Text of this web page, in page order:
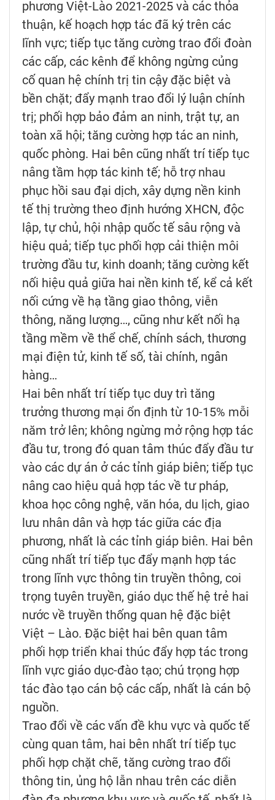
phương Việt-Lào 2021-2025 và các thỏa
thuận, kế hoạch hợp tác đã ký trên các
lĩnh vực; tiếp tục tăng cường trao đổi đoàn
các cấp, các kênh để không ngừng củng
cố quan hệ chính trị tin cậy đặc biệt và
bền chặt; đẩy mạnh trao đổi lý luận chính
trị; phối hợp bảo đảm an ninh, trật tự, an
toàn xã hội; tăng cường hợp tác an ninh,
quốc phòng. Hai bên cũng nhất trí tiếp tục
nâng tầm hợp tác kinh tế; hỗ trợ nhau
phục hồi sau đại dịch, xây dựng nền kinh
tế thị trường theo định hướng XHCN, độc
lập, tự chủ, hội nhập quốc tế sâu rộng và
hiệu quả; tiếp tục phối hợp cải thiện môi
trường đầu tư, kinh doanh; tăng cường kết
nối hiệu quả giữa hai nền kinh tế, kể cả kết
nối cứng về hạ tầng giao thông, viễn
thông, năng lượng…, cũng như kết nối hạ
tầng mềm về thể chế, chính sách, thương
mại điện tử, kinh tế số, tài chính, ngân
hàng…
Hai bên nhất trí tiếp tục duy trì tăng
trưởng thương mại ổn định từ 10-15% mỗi
năm trở lên; không ngừng mở rộng hợp tác
đầu tư, trong đó quan tâm thúc đẩy đầu tư
vào các dự án ở các tỉnh giáp biên; tiếp tục
nâng cao hiệu quả hợp tác về tư pháp,
khoa học công nghệ, văn hóa, du lịch, giao
lưu nhân dân và hợp tác giữa các địa
phương, nhất là các tỉnh giáp biên. Hai bên
cũng nhất trí tiếp tục đẩy mạnh hợp tác
trong lĩnh vực thông tin truyền thông, coi
trọng tuyên truyền, giáo dục thế hệ trẻ hai
nước về truyền thống quan hệ đặc biệt
Việt – Lào. Đặc biệt hai bên quan tâm
phối hợp triển khai thúc đẩy hợp tác trong
lĩnh vực giáo dục-đào tạo; chú trọng hợp
tác đào tạo cán bộ các cấp, nhất là cán bộ
nguồn.
Trao đổi về các vấn đề khu vực và quốc tế
cùng quan tâm, hai bên nhất trí tiếp tục
phối hợp chặt chẽ, tăng cường trao đổi
thông tin, ủng hộ lẫn nhau trên các diễn